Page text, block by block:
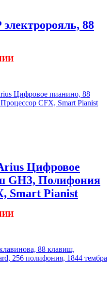
88
Цифровое
GH3, Полифония
Smart Pianist